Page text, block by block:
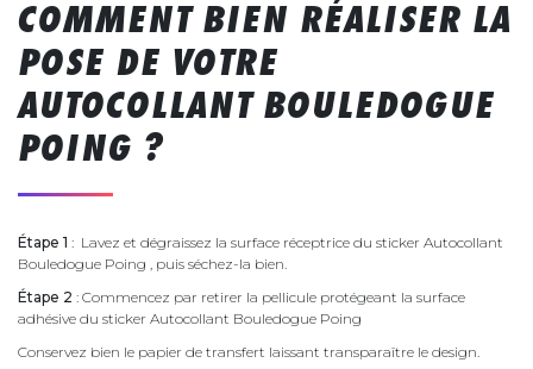
COMMENT BIEN RÉALISER LA
POSE DE VOTRE
AUTOCOLLANT BOULEDOGUE
POING ?
Étape 1 : Lavez et dégraissez la surface réceptrice du sticker Autocollant
Bouledogue Poing , puis séchez-la bien.
Étape 2 : Commencez par retirer la pellicule protégeant la surface
adhésive du sticker Autocollant Bouledogue Poing
Conservez bien le papier de transfert laissant transparaître le design.